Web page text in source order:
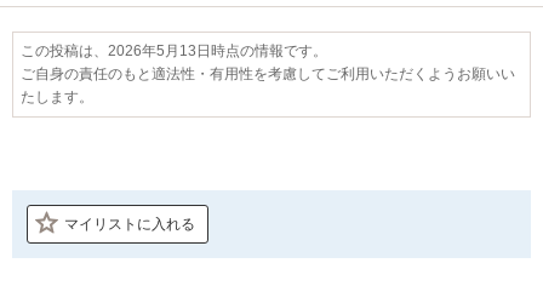
この投稿は、2026年5月13日時点の情報です。
ご自身の責任のもと適法性・有用性を考慮してご利用いただくようお願いい
たします。
マイリストに入れる